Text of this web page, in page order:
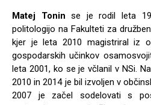
Matej Tonin se je rodil leta
politologijo na Fakulteti za
kjer je leta 2010 magistriral iz
gospodarskih učinkov
leta 2001, ko se je včlanil v NSi.
2010 in 2014 je bil izvoljen v
2007 je začel sodelovati s